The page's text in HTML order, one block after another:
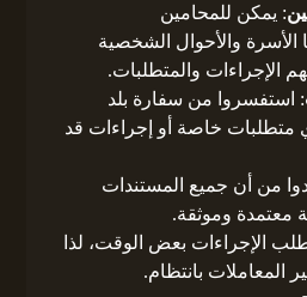
: يمكن للمحامين
والأحوال الشخصية
الإجراءات والمتطلبات.
: استفسروا من سفارة بلد
متطلبات خاصة أو إجراءات قد
من أن جميع المستندات
معتمدة وموثقة.
الإجراءات بعض الوقت، لذا
المعاملات بانتظام.